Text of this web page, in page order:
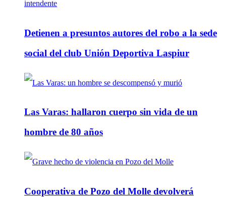
Detienen a presuntos autores del robo a la sede
social del club Unión Deportiva Laspiur
Las Varas: hallaron cuerpo sin vida de un
hombre de 80 años
Cooperativa de Pozo del Molle devolverá